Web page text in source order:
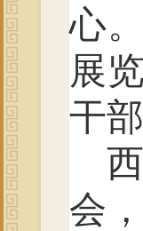
心
展
干
会